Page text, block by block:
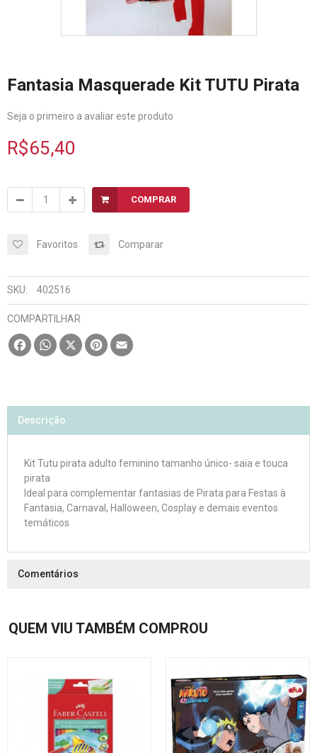
Fantasia Masquerade Kit TUTU Pirata
Seja o primeiro a avaliar este produto
R$65,40
COMPRAR
Favoritos Comparar
SKU: 402516
COMPARTILHAR
FacebookWhatsApp
X Pinterest
Descrição
Kit Tutu pirata adulto feminino tamanho único- saia e touca
pirata
Ideal para complementar fantasias de Pirata para Festas à
Fantasia, Carnaval, Halloween, Cosplay e demais eventos
temáticos
Comentários
QUEM VIU TAMBÉM COMPROU